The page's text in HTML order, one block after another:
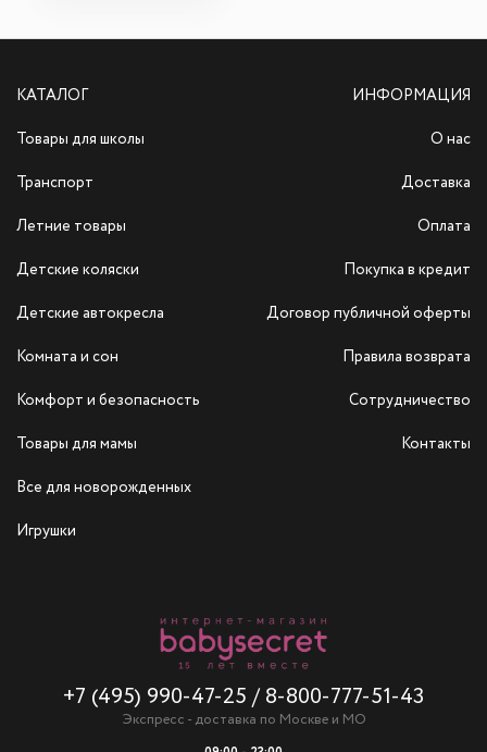
КАТАЛОГ
Товары для школы
Транспорт
Летние товары
Детские коляски
Детские автокресла
Комната и сон
Комфорт и безопасность
Товары для мамы
Все для новорожденных
Игрушки
+7 (495) 990-47-25 / 8-800-777-51-43
Экспресс - доставка по Москве и МО
ИНФОРМАЦИЯ
О нас
Доставка
Оплата
Покупка в кредит
Договор публичной оферты
Правила возврата
Сотрудничество
Контакты